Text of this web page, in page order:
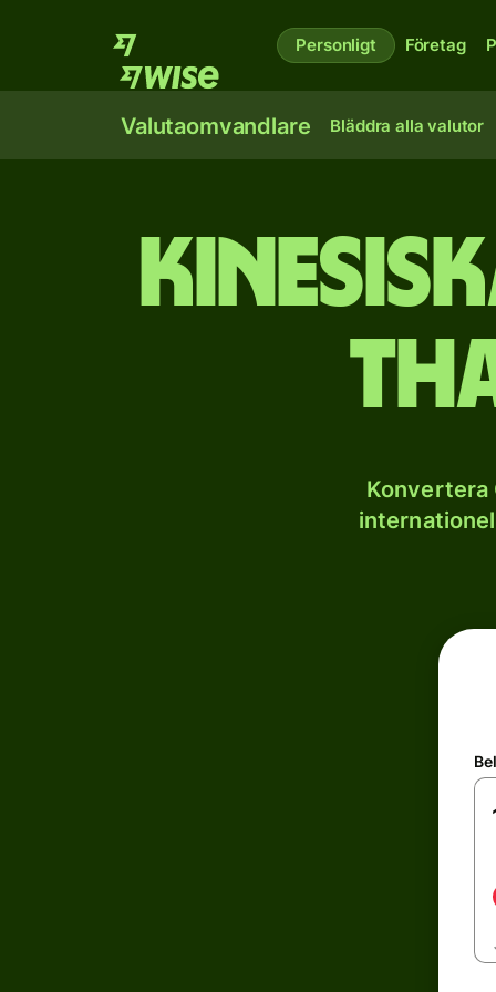
Personligt Företag
Valutaomvandlare Bläddra alla valutor
Konvertera